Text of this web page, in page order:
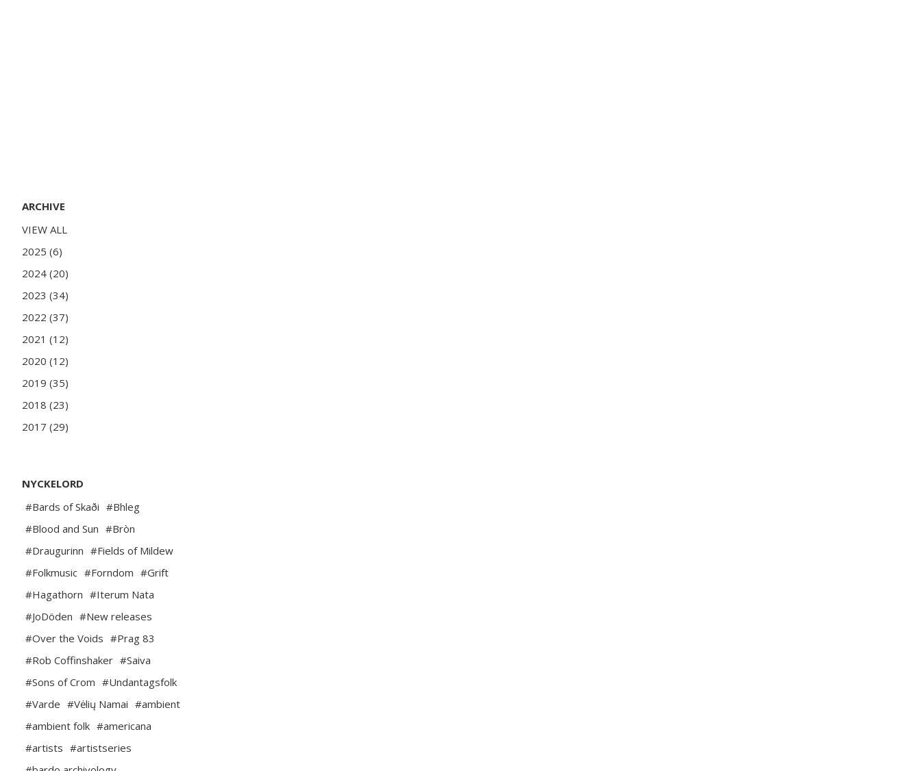
ARCHIVE
VIEW ALL
2025 (6)
2024 (20)
2023 (34)
2022 (37)
2021 (12)
2020 (12)
2019 (35)
2018 (23)
2017 (29)
NYCKELORD
#Bards of Skaði #Bhleg
#Blood and Sun #Bròn
#Draugurinn #Fields of Mildew
#Folkmusic #Forndom #Grift
#Hagathorn #Iterum Nata
#JoDöden #New releases
#Over the Voids #Prag 83
#Rob Coffinshaker #Saiva
#Sons of Crom #Undantagsfolk
#Varde #Vėlių Namai #ambient
#ambient folk #americana
#artists #artistseries